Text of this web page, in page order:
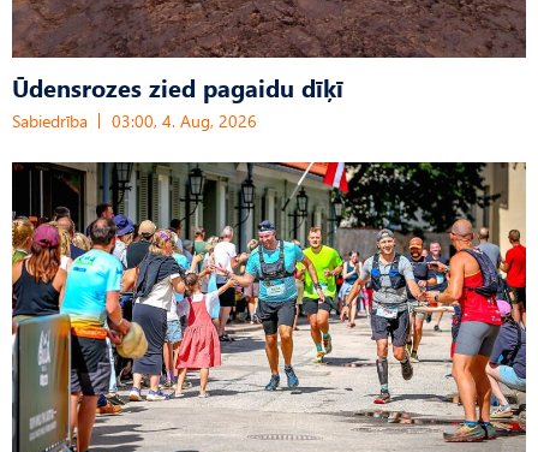
Ūdensrozes zied pagaidu dīķī
Sabiedrība 03:00, 4. Aug, 2026